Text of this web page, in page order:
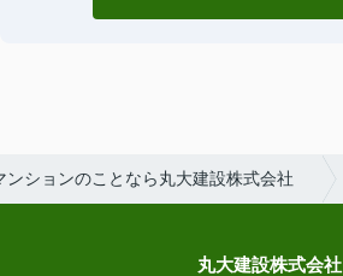
ンションのことなら丸大建設株式会社
丸大建設株式会社